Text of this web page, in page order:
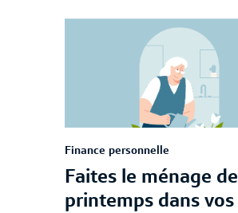
Finance personnelle
Faites le ménage de
printemps dans vos